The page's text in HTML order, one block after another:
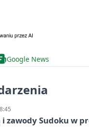
Google News
i zawody Sudoku w